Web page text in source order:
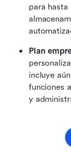
para hasta
Plan
incluye
funciones
y